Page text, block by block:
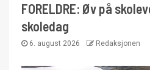
FORELDRE: Øv på
skoledag
6. august 2026 Redaksjonen